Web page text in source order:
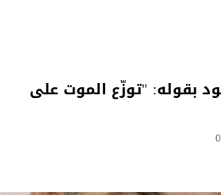
بقوله: "توزّع الموت على